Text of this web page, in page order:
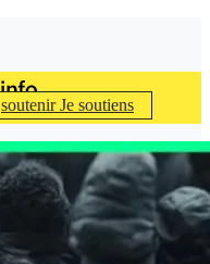
soutenirJe soutiens